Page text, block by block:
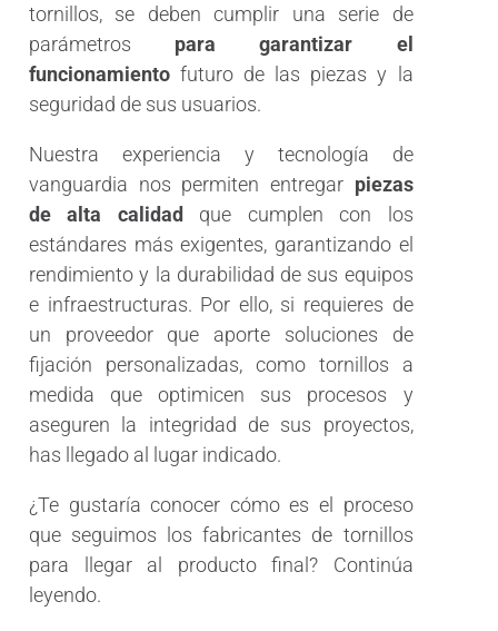
tornillos, se deben cumplir una serie de
parámetros para garantizar el
funcionamiento futuro de las piezas y la
seguridad de sus usuarios.
Nuestra experiencia y tecnología de
vanguardia nos permiten entregar piezas
de alta calidad que cumplen con los
estándares más exigentes, garantizando el
rendimiento y la durabilidad de sus equipos
e infraestructuras. Por ello, si requieres de
un proveedor que aporte soluciones de
fijación personalizadas, como tornillos a
medida que optimicen sus procesos y
aseguren la integridad de sus proyectos,
has llegado al lugar indicado.
¿Te gustaría conocer cómo es el proceso
que seguimos los fabricantes de tornillos
para llegar al producto final? Continúa
leyendo.